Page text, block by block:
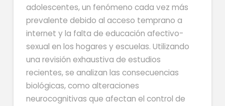
adolescentes, un fenómeno cada vez más
prevalente debido al acceso temprano a
internet y la falta de educación afectivo-
sexual en los hogares y escuelas. Utilizando
una revisión exhaustiva de estudios
recientes, se analizan las consecuencias
biológicas, como alteraciones
neurocognitivas que afectan el control de